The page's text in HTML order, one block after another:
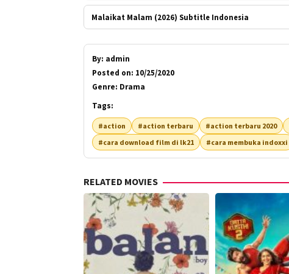
Malaikat Malam (2026) Subtitle Indonesia
By: admin
Posted on: 10/25/2020
Genre: Drama
Tags:
#action #action terbaru #action terbaru 2020
#cara download film di lk21
#cara membuka indoxxi
RELATED MOVIES